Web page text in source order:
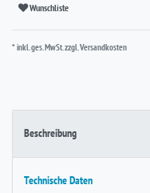
Wunschliste
* inkl. ges. MwSt. zzgl.Versandkosten
Beschreibung
Technische Daten